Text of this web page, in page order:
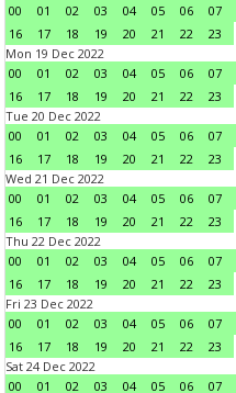
00
01 02 03 04 05 06 07
16
17 18 19 20 21 22
23
Mon 19 Dec 2022
00
01 02 03 04 05 06 07
16
17 18 19 20 21 22
23
Tue 20 Dec 2022
00
01 02 03 04 05 06 07
16
17 18 19 20 21 22
23
Wed 21 Dec 2022
00
01 02 03 04 05 06 07
16
17 18 19 20 21 22
23
Thu 22 Dec 2022
00
01 02 03 04 05 06 07
16
17 18 19 20 21 22
23
Fri 23 Dec 2022
00
01 02 03 04 05 06 07
16
17 18 19 20 21 22
23
Sat 24 Dec 2022
00
01 02 03 04 05 06 07